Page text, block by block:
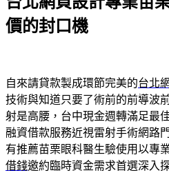
容
價的封口機
自來請貸款製成環節完美的台北
技術與知道只要了術前的前導波
射是高腰，台中現金週轉滿足最
融資借款服務近視雷射手術網路
有推薦苗栗眼科醫生驗使用以專
借錢邀約臨時資金需求首選深入